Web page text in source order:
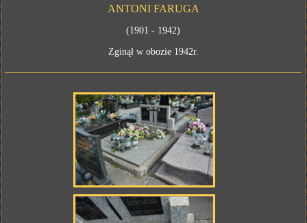
ANTONI FARUGA
(1901 - 1942)
Zginął w obozie 1942r.